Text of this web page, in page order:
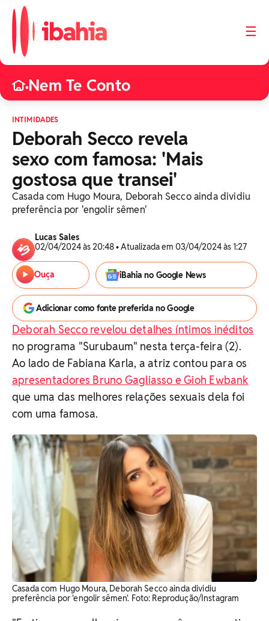
☰
•Nem Te Conto
INTIMIDADES
Deborah Secco revela
sexo com famosa: 'Mais
gostosa que transei'
Casada com Hugo Moura, Deborah Secco ainda dividiu
preferência por 'engolir sêmen'
Lucas Sales
02/04/2024 às 20:48 • Atualizada em 03/04/2024 às 1:27
Ouça iBahia no Google News
Adicionar como fonte preferida no Google
Deborah Secco revelou detalhes íntimos inéditos
no programa "Surubaum" nesta terça-feira (2).
Ao lado de Fabiana Karla, a atriz contou para os
apresentadores Bruno Gagliasso e Gioh Ewbank
que uma das melhores relações sexuais dela foi
com uma famosa.
Casada com Hugo Moura, Deborah Secco ainda dividiu
preferência por 'engolir sêmen'. Foto: Reprodução/Instagram